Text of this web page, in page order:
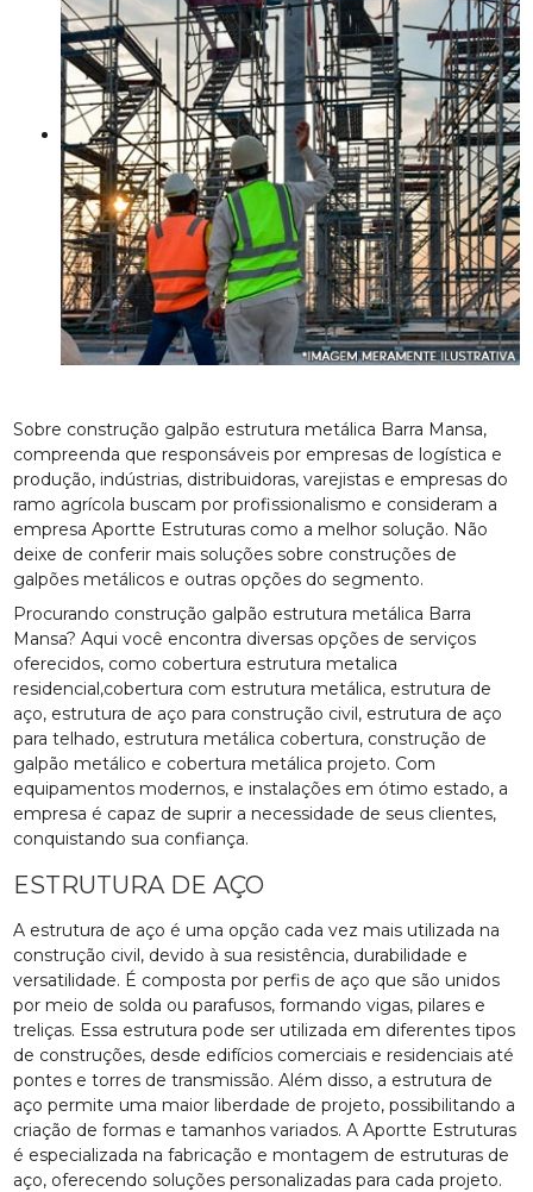
Sobre construção galpão estrutura metálica Barra Mansa,
compreenda que responsáveis por empresas de logística e
produção, indústrias, distribuidoras, varejistas e empresas do
ramo agrícola buscam por profissionalismo e consideram a
empresa Aportte Estruturas como a melhor solução. Não
deixe de conferir mais soluções sobre construções de
galpões metálicos e outras opções do segmento.
Procurando construção galpão estrutura metálica Barra
Mansa? Aqui você encontra diversas opções de serviços
oferecidos, como cobertura estrutura metalica
residencial,cobertura com estrutura metálica, estrutura de
aço, estrutura de aço para construção civil, estrutura de aço
para telhado, estrutura metálica cobertura, construção de
galpão metálico e cobertura metálica projeto. Com
equipamentos modernos, e instalações em ótimo estado, a
empresa é capaz de suprir a necessidade de seus clientes,
conquistando sua confiança.
ESTRUTURA DE AÇO
A estrutura de aço é uma opção cada vez mais utilizada na
construção civil, devido à sua resistência, durabilidade e
versatilidade. É composta por perfis de aço que são unidos
por meio de solda ou parafusos, formando vigas, pilares e
treliças. Essa estrutura pode ser utilizada em diferentes tipos
de construções, desde edifícios comerciais e residenciais até
pontes e torres de transmissão. Além disso, a estrutura de
aço permite uma maior liberdade de projeto, possibilitando a
criação de formas e tamanhos variados. A Aportte Estruturas
é especializada na fabricação e montagem de estruturas de
aço, oferecendo soluções personalizadas para cada projeto.